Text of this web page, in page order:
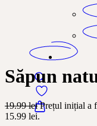
Săpun
19.99lei Prețul inițial a
15.99 lei.